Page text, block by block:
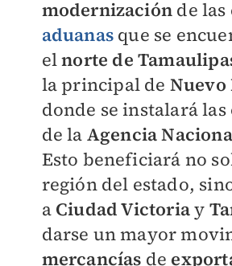
modernización de
aduanasque se
elnorte de
la principal de Nuevo
donde se instalará
de la Agencia
Esto beneficiará no
región del estado,
a Ciudad Victoriay
darse un mayor
mercancías de